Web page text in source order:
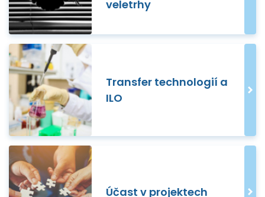
veletrhy
Transfer technologií a
ILO
Účast v projektech